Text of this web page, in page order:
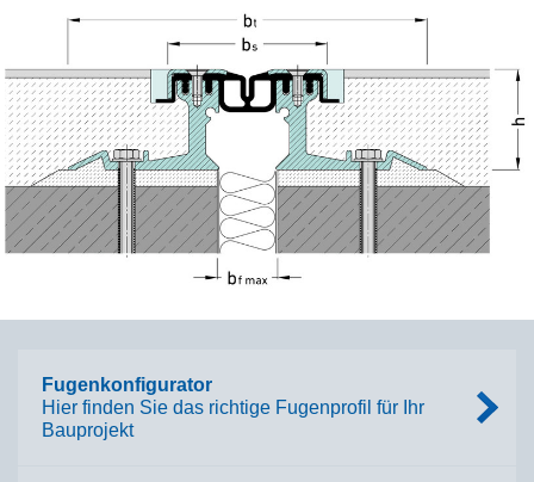
Fugenkonfigurator
Hier finden Sie das richtige Fugenprofil für Ihr
Bauprojekt